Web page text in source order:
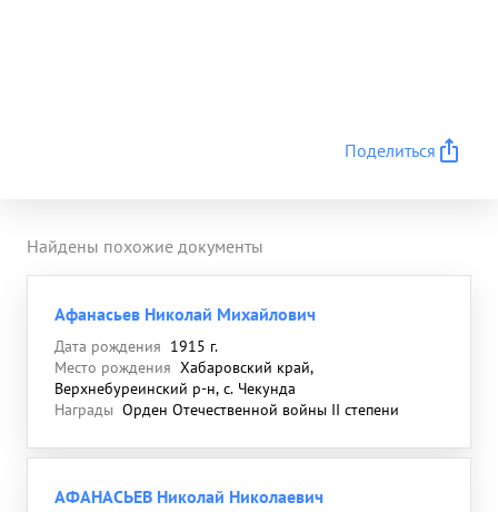
Поделиться
Найдены похожие документы
Афанасьев Николай Михайлович
Дата рождения 1915 г.
Место рождения Хабаровский край,
Верхнебуреинский р-н, с. Чекунда
Награды Орден Отечественной войны II степени
АФАНАСЬЕВ Николай Николаевич